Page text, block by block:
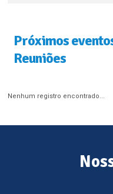
Próximos
Reuniões
Nenhum registro encontrado...